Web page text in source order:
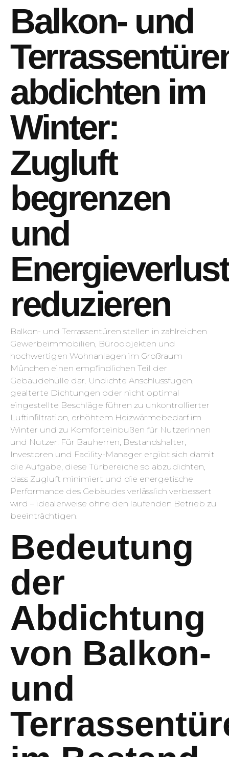
Balkon- und
abdichten im
Winter:
Zugluft
begrenzen
und
reduzieren
Balkon- und Terrassentüren stellen in zahlreichen
Gewerbeimmobilien, Büroobjekten und
hochwertigen Wohnanlagen im Großraum
München einen empfindlichen Teil der
Gebäudehülle dar. Undichte Anschlussfugen,
gealterte Dichtungen oder nicht optimal
eingestellte Beschläge führen zu unkontrollierter
Luftinfiltration, erhöhtem Heizwärmebedarf im
Winter und zu Komforteinbußen für Nutzerinnen
und Nutzer. Für Bauherren, Bestandshalter,
Investoren und Facility-Manager ergibt sich damit
die Aufgabe, diese Türbereiche so abzudichten,
dass Zugluft minimiert und die energetische
Performance des Gebäudes verlässlich verbessert
wird – idealerweise ohne den laufenden Betrieb zu
beeinträchtigen.
Bedeutung
der
Abdichtung
von Balkon-
und